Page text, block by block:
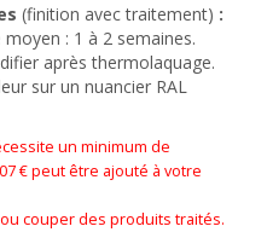
(finition avec traitement) :
: 1 à 2 semaines.
après thermolaquage.
sur un nuancier RAL
un minimum de
€ peut être ajouté à votre
couper des produits traités.